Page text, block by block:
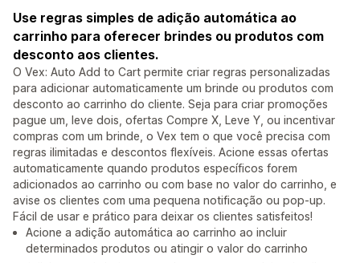
Use regras simples de adição automática ao
carrinho para oferecer brindes ou produtos com
desconto aos clientes.
O Vex: Auto Add to Cart permite criar regras personalizadas
para adicionar automaticamente um brinde ou produtos com
desconto ao carrinho do cliente. Seja para criar promoções
pague um, leve dois, ofertas Compre X, Leve Y, ou incentivar
compras com um brinde, o Vex tem o que você precisa com
regras ilimitadas e descontos flexíveis. Acione essas ofertas
automaticamente quando produtos específicos forem
adicionados ao carrinho ou com base no valor do carrinho, e
avise os clientes com uma pequena notificação ou pop-up.
Fácil de usar e prático para deixar os clientes satisfeitos!
Acione a adição automática ao carrinho ao incluir
determinados produtos ou atingir o valor do carrinho